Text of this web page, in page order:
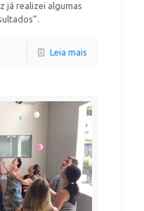
já realizei algumas
Leia mais